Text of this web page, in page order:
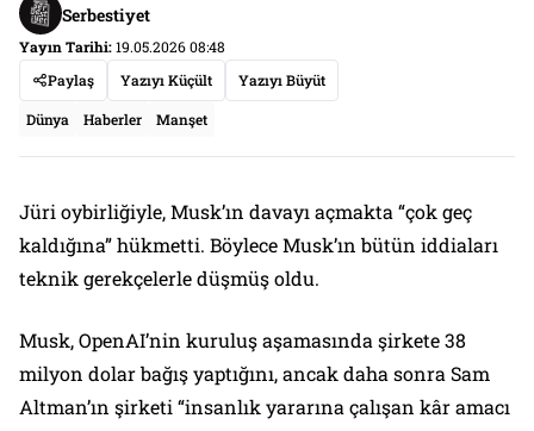
Serbestiyet
Yayın Tarihi:19.05.2026 08:48
Paylaş
Yazıyı Küçült Yazıyı Büyüt
Dünya Haberler Manşet
Jüri oybirliğiyle, Musk’ın davayı açmakta “çok geç
kaldığına” hükmetti. Böylece Musk’ın bütün iddiaları
teknik gerekçelerle düşmüş oldu.
Musk, OpenAI’nin kuruluş aşamasında şirkete 38
milyon dolar bağış yaptığını, ancak daha sonra Sam
Altman’ın şirketi “insanlık yararına çalışan kâr amacı